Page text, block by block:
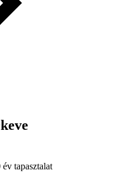
tapasztalat